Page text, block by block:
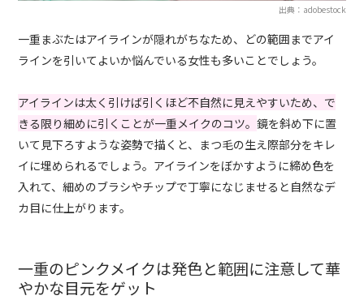
出典：adobestock
一重まぶたはアイラインが隠れがちなため、どの範囲までアイ
ラインを引いてよいか悩んでいる女性も多いことでしょう。
アイラインは太く引けば引くほど不自然に見えやすいため、で
きる限り細めに引くことが一重メイクのコツ。鏡を斜め下に置
いて見下ろすような姿勢で描くと、まつ毛の生え際部分をキレ
イに埋められるでしょう。アイラインをぼかすように締め色を
入れて、細めのブラシやチップで丁寧になじませると自然なデ
カ目に仕上がります。
一重のピンクメイクは発色と範囲に注意して華
やかな目元をゲット